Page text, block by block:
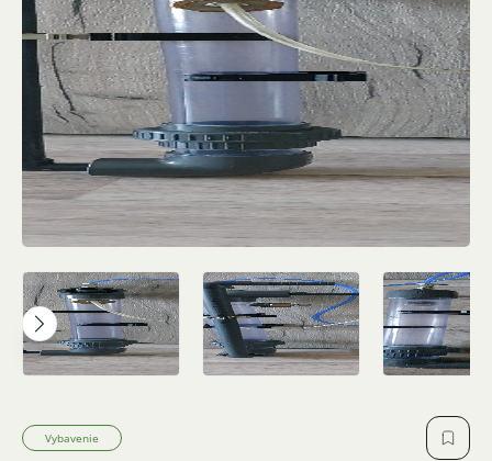
Vybavenie